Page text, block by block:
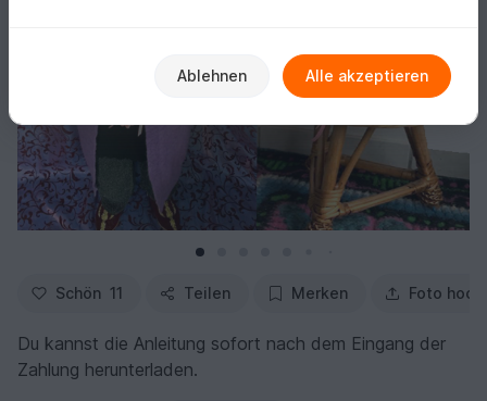
Schön 11 Teilen Merken Foto
Du kannst die Anleitung sofort nach dem Eingang der
Zahlung herunterladen.
Ablehnen Alle akzeptieren